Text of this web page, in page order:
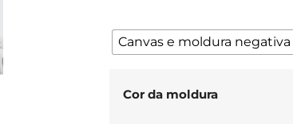
Canvas e moldura negativa
Cor da moldura